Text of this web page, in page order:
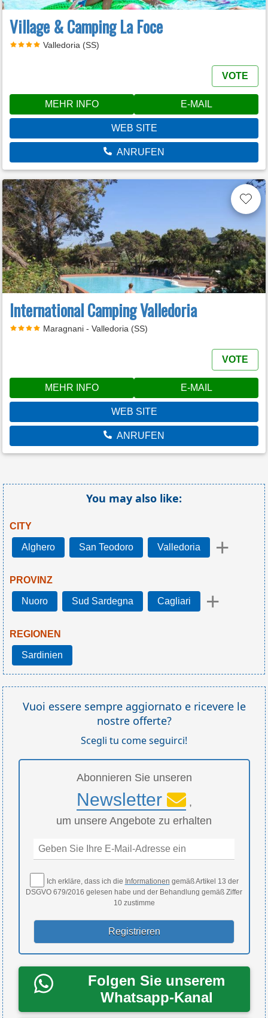
Village & Camping La Foce
Valledoria (SS)
VOTE
MEHR INFO E-MAIL
WEB SITE
ANRUFEN
International Camping Valledoria
Maragnani - Valledoria (SS)
VOTE
MEHR INFO E-MAIL
WEB SITE
ANRUFEN
You may also like:
CITY
Alghero San Teodoro Valledoria +
PROVINZ
Nuoro Sud Sardegna Cagliari +
REGIONEN
Sardinien
Vuoi essere sempre aggiornato e ricevere le
nostre offerte?
Scegli tu come seguirci!
Abonnieren Sie unseren
Newsletter
,
um unsere Angebote zu erhalten
Ich erkläre, dass ich die Informationen gemäß Artikel 13 der
DSGVO 679/2016 gelesen habe und der Behandlung gemäß Ziffer
10 zustimme
Folgen Sie unserem
Whatsapp-Kanal